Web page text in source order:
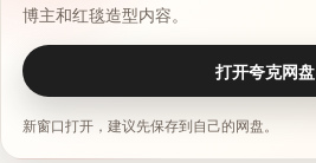
博主和红毯造型内容。
打开夸克网盘
新窗口打开，建议先保存到自己的网盘。